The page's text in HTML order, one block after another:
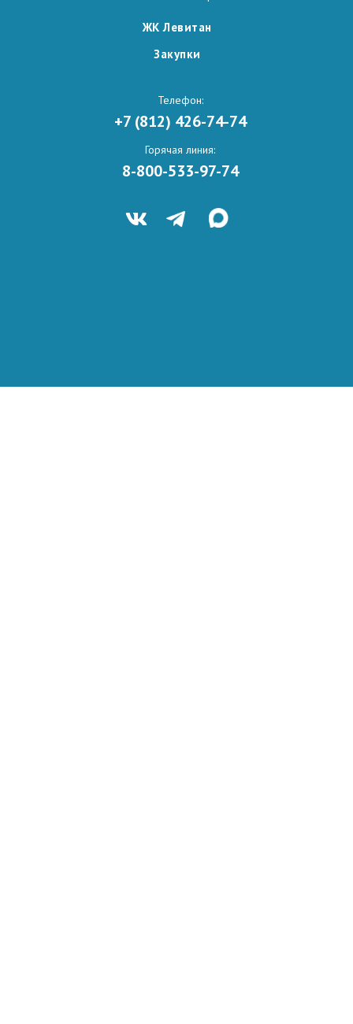
Закупки
ЖК Левитан
8-800-533-97-74
Горячая линия:
Телефон:
+7 (812) 426-74-74